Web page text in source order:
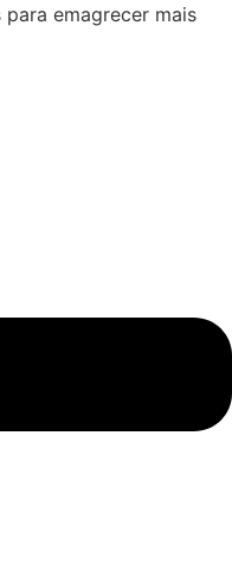
emagrecer mais